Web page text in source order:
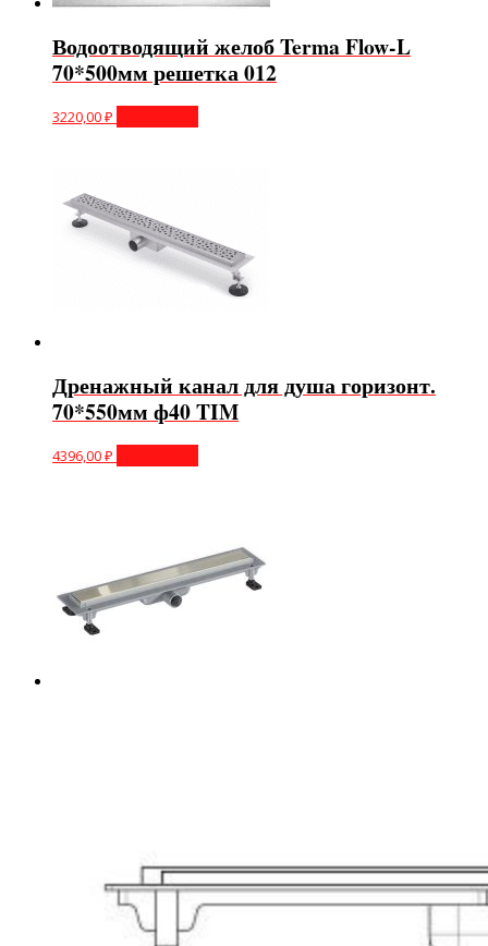
Водоотводящий желоб Terma Flow-L
70*500мм решетка 012
3220,00₽
Дренажный канал для душа горизонт.
70*550мм ф40 TIM
4396,00₽